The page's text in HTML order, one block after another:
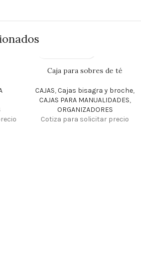
Caja para sobres de té
CAJAS,Cajas bisagra y broche,
CAJAS PARA MANUALIDADES,
ORGANIZADORES
Cotiza para solicitar precio